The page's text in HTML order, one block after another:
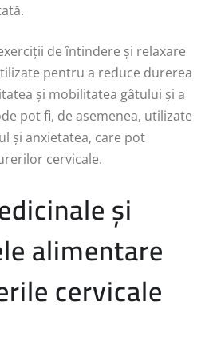
de întindere și relaxare
pentru a reduce durerea
și mobilitatea gâtului și a
pot fi, de asemenea, utilizate
și anxietatea, care pot
cervicale.
și
alimentare
cervicale